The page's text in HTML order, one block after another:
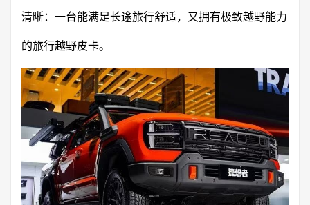
清晰：一台能满足长途旅行舒适，又拥有极致越野能力
的旅行越野皮卡。